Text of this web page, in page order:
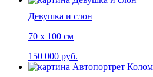
Девушка и слон
70 х 100 см
150 000 руб.